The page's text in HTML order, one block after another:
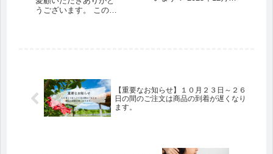
うございます。 この
されているお客様に...
【重要なお知らせ】１０月２３日～２６
日の間のご注文は商品の到着が遅くなり
ます。